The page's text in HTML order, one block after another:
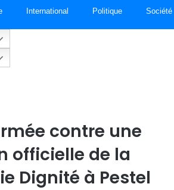
International Politique Société
contre une
officielle de la
Dignité à Pestel